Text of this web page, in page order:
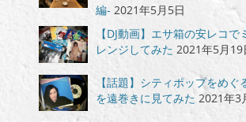
編- 2021年5月5日
【DJ動画】エサ箱の安レコで
レンジしてみた 2021年5月19
【話題】シティポップをめぐ
を遠巻きに見てみた 2021年3